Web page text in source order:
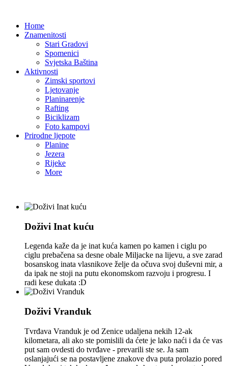
Home
Znamenitosti
Stari Gradovi
Spomenici
Svjetska Baština
Aktivnosti
Zimski sportovi
Ljetovanje
Planinarenje
Rafting
Biciklizam
Foto kampovi
Prirodne ljepote
Planine
Jezera
Rijeke
More
Doživi Inat kuću
Legenda kaže da je inat kuća kamen po kamen i ciglu po
ciglu prebačena sa desne obale Miljacke na lijevu, a sve zarad
bosanskog inata vlasnikove želje da očuva svoj duševni mir, a
da ipak ne stoji na putu ekonomskom razvoju i progresu. I
radi kese dukata :D
Doživi Vranduk
Tvrđava Vranduk je od Zenice udaljena nekih 12-ak
kilometara, ali ako ste pomislili da ćete je lako naći i da će vas
put sam ovdesti do tvrđave - prevarili ste se. Ja sam
oslanjajući se na postavljene znakove dva puta prolazio pored